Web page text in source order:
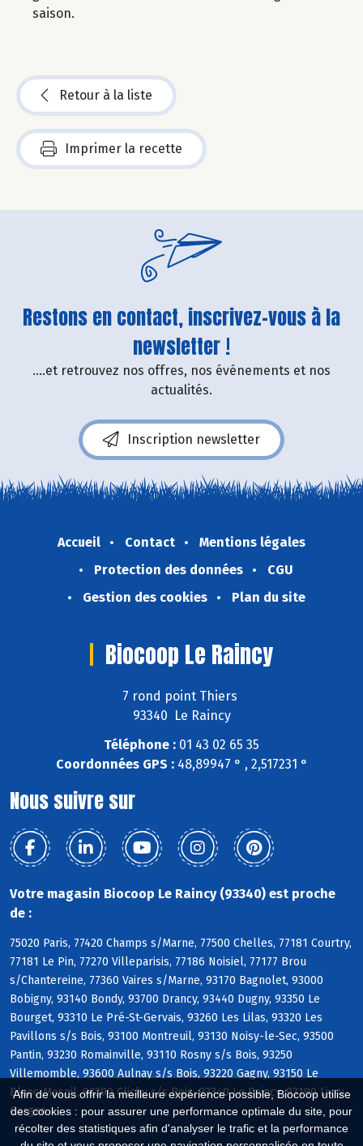
Afin de vous offrir la meilleure expérience possible, Biocoop utilise
des cookies : pour assurer une performance optimale du site, pour
récolter des statistiques afin d'analyser le trafic et la performance
saison.
Retour à la liste
Imprimer la recette
Restons en contact, inscrivez-vous à la
newsletter !
....et retrouvez nos offres, nos événements et nos
actualités.
Inscription newsletter
Accueil Contact
Mentions légales
Protection des données
CGU
Gestion des cookies
Plan du site
Biocoop Le Raincy
7 rond point Thiers
93340 Le Raincy
Téléphone : 01 43 02 65 35
Coordonnées GPS :48,89947 ° , 2,517231 °
Nous suivre sur
Votre magasin Biocoop Le Raincy (93340) est proche
de :
75020 Paris, 77420 Champs s/Marne, 77500 Chelles, 77181 Courtry,
77181 Le Pin, 77270 Villeparisis, 77186 Noisiel, 77177 Brou
s/Chantereine, 77360 Vaires s/Marne, 93170 Bagnolet, 93000
Bobigny, 93140 Bondy, 93700 Drancy, 93440 Dugny, 93350 Le
Bourget, 93310 Le Pré-St-Gervais, 93260 Les Lilas, 93320 Les
Pavillons s/s Bois, 93100 Montreuil, 93130 Noisy-le-Sec, 93500
Pantin, 93230 Romainville, 93110 Rosny s/s Bois, 93250
Villemomble, 93600 Aulnay s/s Bois, 93220 Gagny, 93150 Le
Blanc-Mesnil, 93390 Clichy s/s Bois, 93340 Le Raincy, 93190 Livry-
Gargan